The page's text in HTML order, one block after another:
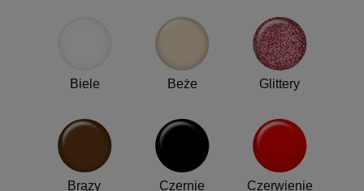
Biele Beże Glittery
Brązy Czernie Czerwienie